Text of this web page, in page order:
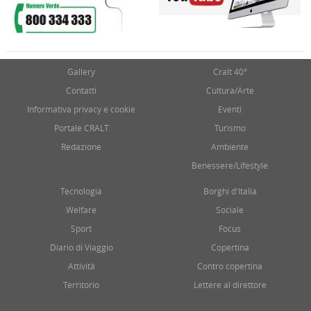
Gallery
Contatti
Informativa privacy e cookie
Portale CRALT
Redazione
Cralt 40°
Cultura/Arte
Eventi
Turismo
Ambiente
Benessere/Lifestyle
Tecnologia
Welfare
Sport
Diario di Viaggio
Attività
Territorio
Borghi d'Italia
Sociale
Focus
Copertina
Contro copertina
Lettere al direttore